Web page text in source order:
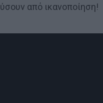
από ικανοποίηση!